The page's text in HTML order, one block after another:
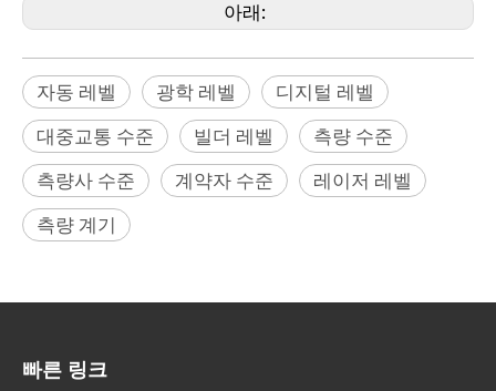
아래:
자동 레벨 광학 레벨
디지털 레벨
대중교통 수준
빌더 레벨
측량 수준
측량사 수준
계약자 수준
레이저 레벨
측량 계기
빠른 링크